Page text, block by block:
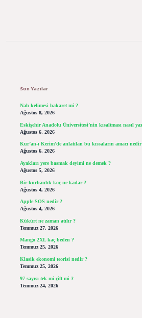
Son Yazılar
Nah kelimesi hakaret mi ?
Ağustos 8, 2026
Eskişehir Anadolu Üniversitesi’nin kısaltması nasıl
Ağustos 6, 2026
Kur’an-ı Kerim’de anlatılan bu kıssaların amacı
Ağustos 6, 2026
Ayakları yere basmak deyimi ne demek ?
Ağustos 5, 2026
Bir kurbanlık koç ne kadar ?
Ağustos 4, 2026
Apple SOS nedir ?
Ağustos 4, 2026
Kükürt ne zaman atılır ?
Temmuz 27, 2026
Mango 2XL kaç beden ?
Temmuz 25, 2026
Klasik ekonomi teorisi nedir ?
Temmuz 25, 2026
97 sayısı tek mi çift mi ?
Temmuz 24, 2026